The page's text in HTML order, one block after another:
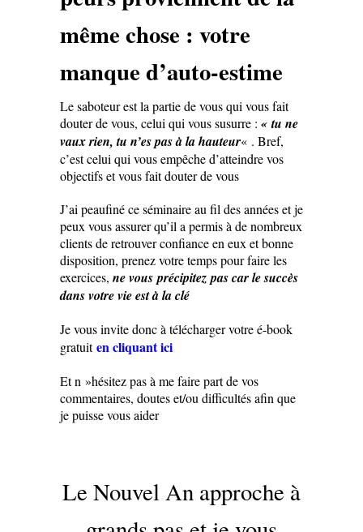
même chose : votre
manque d’auto-estime
Le saboteur est la partie de vous qui vous fait
douter de vous, celui qui vous susurre : « tu ne
vaux rien, tu n’es pas à la hauteur« . Bref,
c’est celui qui vous empêche d’atteindre vos
objectifs et vous fait douter de vous
J’ai peaufiné ce séminaire au fil des années et je
peux vous assurer qu’il a permis à de nombreux
clients de retrouver confiance en eux et bonne
disposition, prenez votre temps pour faire les
exercices, ne vous précipitez pas car le succès
dans votre vie est à la clé
Je vous invite donc à télécharger votre é-book
gratuiten cliquant ici
Et n »hésitez pas à me faire part de vos
commentaires, doutes et/ou difficultés afin que
je puisse vous aider
Le Nouvel An approche à